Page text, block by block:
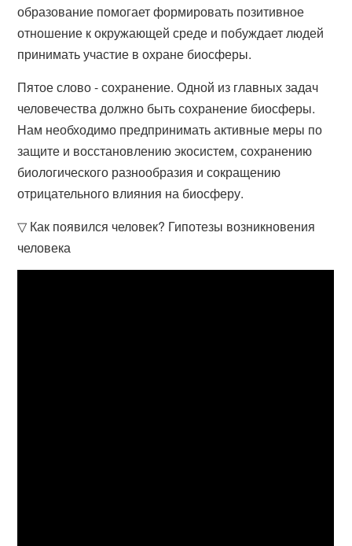
образование помогает формировать позитивное
отношение к окружающей среде и побуждает людей
принимать участие в охране биосферы.
Пятое слово - сохранение. Одной из главных задач
человечества должно быть сохранение биосферы.
Нам необходимо предпринимать активные меры по
защите и восстановлению экосистем, сохранению
биологического разнообразия и сокращению
отрицательного влияния на биосферу.
▽ Как появился человек? Гипотезы возникновения
человека